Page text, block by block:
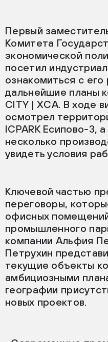
Первый
Комитета
экономической
посетил
ознакомиться с
дальнейшие планы
CITY | ХСА. В ходе
осмотрел
ICPARK Есипово-3,
несколько
увидеть условия
Ключевой частью
переговоры,
офисных
промышленного
компании Альфия
Петрухин
текущие объекты
амбициозными
географии
новых проектов.